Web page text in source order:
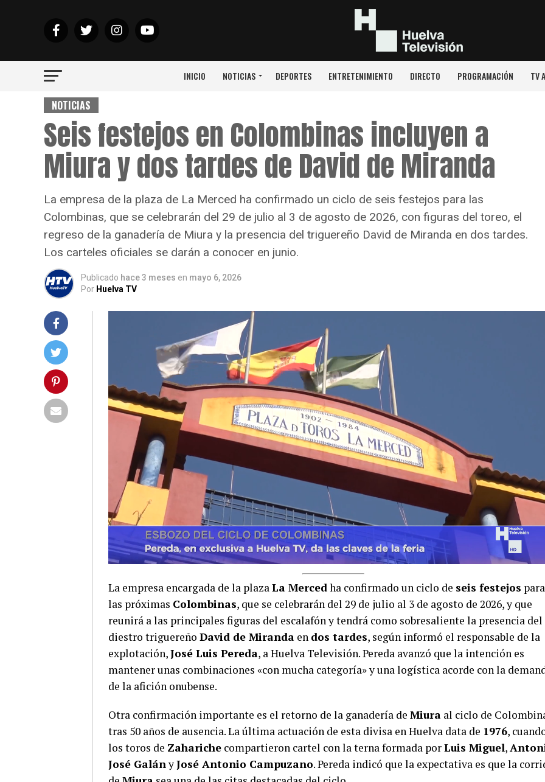
INICIO NOTICIAS DEPORTES ENTRETENIMIENTO DIRECTO PROGRAMACIÓN TV
NOTICIAS
Seis festejos en Colombinas incluyen a
Miura y dos tardes de David de Miranda
La empresa de la plaza de La Merced ha confirmado un ciclo de seis festejos para las
Colombinas, que se celebrarán del 29 de julio al 3 de agosto de 2026, con figuras del toreo, el
regreso de la ganadería de Miura y la presencia del triguereño David de Miranda en dos tardes.
Los carteles oficiales se darán a conocer en junio.
Publicado hace 3 meses en mayo 6, 2026
Por Huelva TV
La empresa encargada de la plazaLa Mercedha confirmado un ciclo de seis festejos para
las próximas Colombinas, que se celebrarán del 29 de julio al 3 de agosto de 2026, y que
reunirá a las principales figuras del escalafón y tendrá como sobresaliente la presencia del
diestro triguereño David de Miranda en dos tardes, según informó el responsable de la
explotación,José Luis Pereda, a Huelva Televisión. Pereda avanzó que la intención es
mantener unas combinaciones «con mucha categoría» y una logística acorde con la
de la afición onubense.
Otra confirmación importante es el retorno de la ganadería de Miura al ciclo de
tras 50 años de ausencia. La última actuación de esta divisa en Huelva data de 1976,
los toros de Zahariche compartieron cartel con la terna formada porLuis Miguel,
José GalányJosé Antonio Campuzano. Pereda indicó que la expectativa es que la